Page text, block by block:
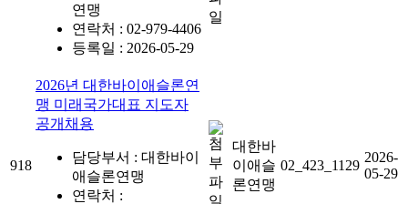
연맹
연락처 : 02-979-4406
등록일 : 2026-05-29
918
2026년 대한바이애슬론연
맹 미래국가대표 지도자
공개채용
담당부서 : 대한바이
애슬론연맹
연락처 :
대한바
이애슬
론연맹
02_423_1129
2026-
05-29